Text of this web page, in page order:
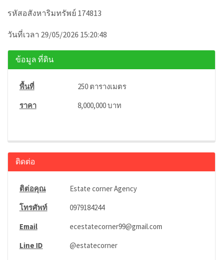
รหัสอสังหาริมทรัพย์ 174813
วันที่เวลา 29/05/2026 15:20:48
ข้อมูล ที่ดิน
พื้นที่
250 ตารางเมตร
ราคา
8,000,000 บาท
ติดต่อ
ติต่อคุณ
Estate corner Agency
โทรศัพท์
0979184244
Email
ecestatecorner99@gmail.com
Line ID
@estatecorner